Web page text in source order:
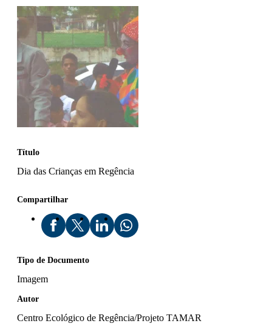
Título
Dia das Crianças em Regência
Compartilhar
Tipo de Documento
Imagem
Autor
Centro Ecológico de Regência/Projeto TAMAR